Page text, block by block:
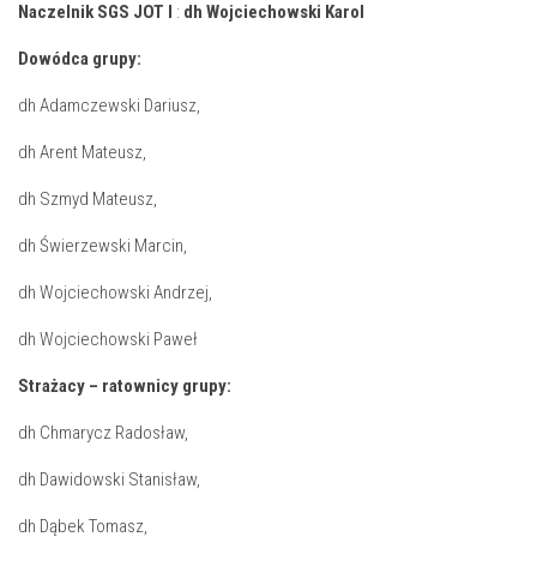
Naczelnik SGS JOT I : dh Wojciechowski Karol
Dowódca grupy:
dh Adamczewski Dariusz,
dh Arent Mateusz,
dh Szmyd Mateusz,
dh Świerzewski Marcin,
dh Wojciechowski Andrzej,
dh Wojciechowski Paweł
Strażacy – ratownicy grupy:
dh Chmarycz Radosław,
dh Dawidowski Stanisław,
dh Dąbek Tomasz,